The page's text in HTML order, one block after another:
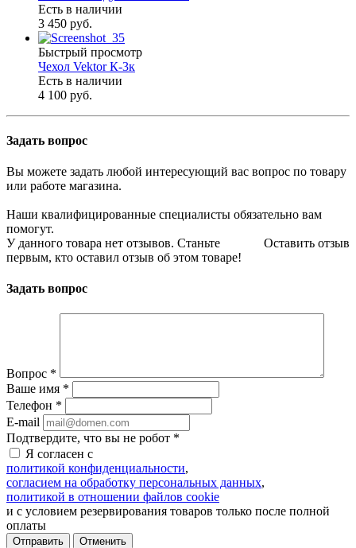
Есть в наличии
3 450 руб.
Быстрый просмотр
Чехол Vektor К-3к
Есть в наличии
4 100 руб.
Задать вопрос
Вы можете задать любой интересующий вас вопрос по товару
или работе магазина.
Наши квалифицированные специалисты обязательно вам
помогут.
Оставить отзыв
У данного товара нет отзывов. Станьте
первым, кто оставил отзыв об этом товаре!
Задать вопрос
Вопрос *
Ваше имя *
Телефон *
E-mail
Подтвердите, что вы не робот *
Я согласен с
политикой конфиденциальности,
согласием на обработку персональных данных,
политикой в отношении файлов cookie
и с условием резервирования товаров только после полной
оплаты
Отменить